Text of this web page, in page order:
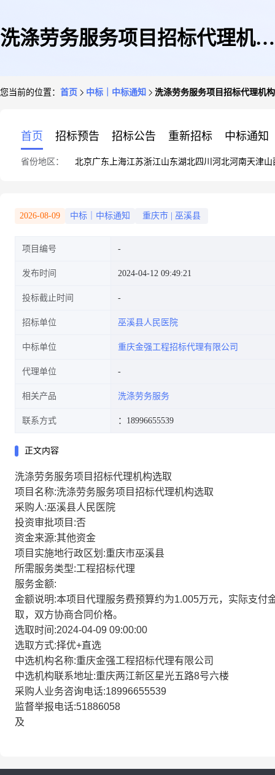
洗涤劳务服务项目招标代理机构
您当前的位置： 首页 中标｜中标通知 洗涤劳务服务项目招标代理机
首页 招标预告 招标公告 重新招标 中标通知
省份地区： 北京广东 上海江苏浙江山东湖北四川 河北河南天津山
2026-08-09 中标｜中标通知 重庆市 巫溪县
项目编号
发布时间 2024-04-12 09:49:21
投标截止时间
招标单位 巫溪县人民医院
中标单位 重庆金强工程招标代理有限公司
代理单位
相关产品 洗涤劳务服务
联系方式 ：18996655539
正文内容
洗涤劳务服务项目招标代理机构选取
项目名称:洗涤劳务服务项目招标代理机构选取
采购人:巫溪县人民医院
投资审批项目:否
资金来源:其他资金
项目实施地行政区划:重庆市巫溪县
所需服务类型:工程招标代理
服务金额:
金额说明:本项目代理服务费预算约为1.005万元，实际支付
取，双方协商合同价格。
选取时间:2024-04-09 09:00:00
选取方式:择优+直选
中选机构名称:重庆金强工程招标代理有限公司
中选机构联系地址:重庆两江新区星光五路8号六楼
采购人业务咨询电话:18996655539
监督举报电话:51886058
及